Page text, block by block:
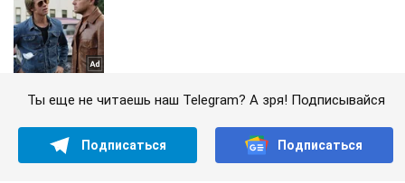
Ты еще не читаешь наш Telegram? А зря! Подписывайся
Подписаться Подписаться